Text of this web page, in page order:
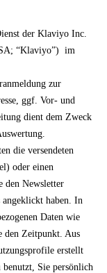
der Klaviyo Inc.
“Klaviyo”) im
zur
ggf. Vor- und
dient dem Zweck
die versendeten
oder einen
den Newsletter
haben. In
Daten wie
den Zeitpunkt. Aus
erstellt
benutzt, Sie persönlich